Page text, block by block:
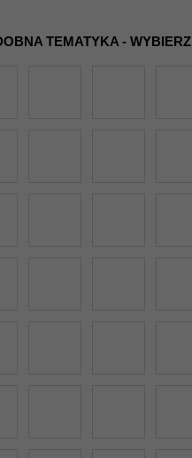
TEMATYKA - WYBIERZ